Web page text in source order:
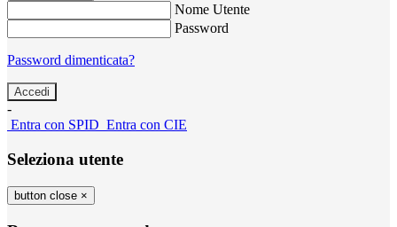
Nome Utente
Password
Password dimenticata?
-
Entra con SPID Entra con CIE
Seleziona utente
button close ×